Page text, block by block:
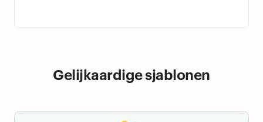
Gelijkaardige sjablonen